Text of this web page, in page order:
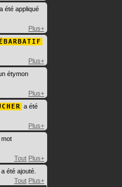
a été appliqué
Plus+
Plus+
étymon
Plus+
a été
Plus+
mot
Tout Plus+
a été ajouté.
Tout Plus+